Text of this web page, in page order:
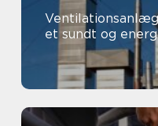
Ventilationsanlæg
et sundt og